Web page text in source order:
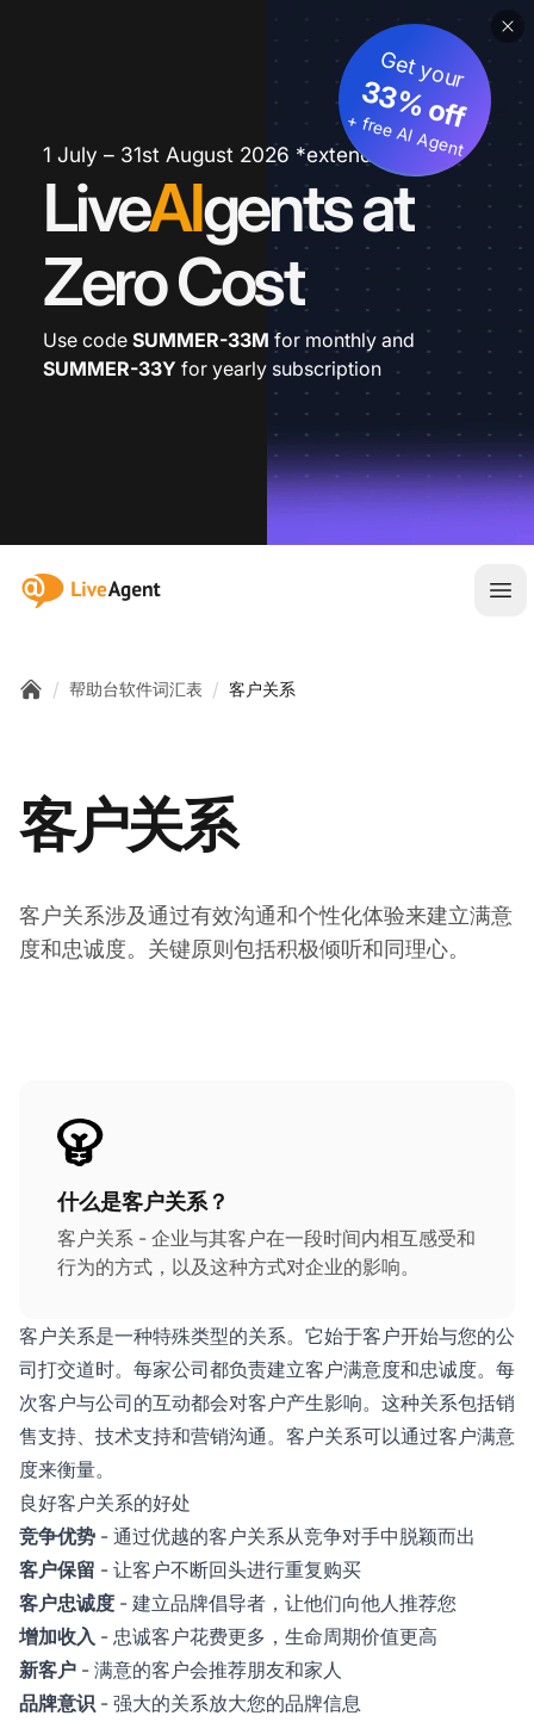
1 July – 31st August 2026 *extended
LiveAIgents at
Zero Cost
Get your
33% off
+ free AI Agent
Use code SUMMER-33M for monthly and
SUMMER-33Y for yearly subscription
:site.title
/ 帮助台软件词汇表 / 客户关系
客户关系
客户关系涉及通过有效沟通和个性化体验来建立满意
度和忠诚度。关键原则包括积极倾听和同理心。
什么是客户关系？
客户关系 - 企业与其客户在一段时间内相互感受和
行为的方式，以及这种方式对企业的影响。
客户关系是一种特殊类型的关系。它始于客户开始与您的公
司打交道时。每家公司都负责建立客户满意度和忠诚度。每
次客户与公司的互动都会对客户产生影响。这种关系包括销
售支持、技术支持和营销沟通。客户关系可以通过客户满意
度来衡量。
良好客户关系的好处
竞争优势 - 通过优越的客户关系从竞争对手中脱颖而出
客户保留 - 让客户不断回头进行重复购买
客户忠诚度 - 建立品牌倡导者，让他们向他人推荐您
增加收入 - 忠诚客户花费更多，生命周期价值更高
新客户 - 满意的客户会推荐朋友和家人
品牌意识 - 强大的关系放大您的品牌信息